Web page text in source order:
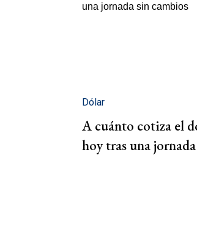
Dólar
A cuánto cotiza el
hoy tras una